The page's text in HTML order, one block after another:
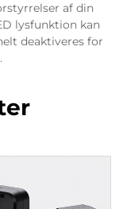
af din
lysfunktion kan
deaktiveres for